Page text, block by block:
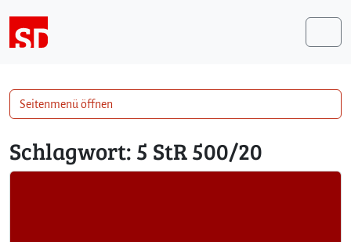
Schlagwort: 5 StR 500/20
Seitenmenü öffnen